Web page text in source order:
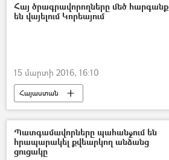
Հայ ծրագրավորողները մեծ հարգանք
են վայելում Կորեայում
15 մարտի 2016, 16:10
Հայաստան
Պատգամավորները պահանջում են
հրապարակել քվեարկող անձանց
ցուցակը